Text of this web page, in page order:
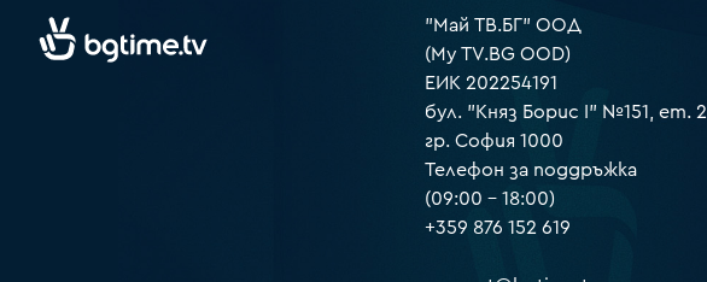
"Май ТВ.БГ" ООД
(My TV.BG OOD)
ЕИК 202254191
бул. "Княз Борис I" №151, ет. 2
гр. София 1000
Телефон за поддръжка
(09:00 – 18:00)
+359 876 152 619